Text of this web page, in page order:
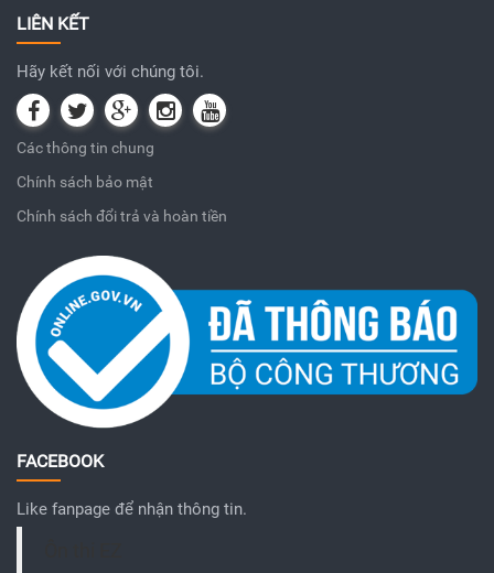
LIÊN KẾT
Hãy kết nối với chúng tôi.
Các thông tin chung
Chính sách bảo mật
Chính sách đổi trả và hoàn tiền
FACEBOOK
Like fanpage để nhận thông tin.